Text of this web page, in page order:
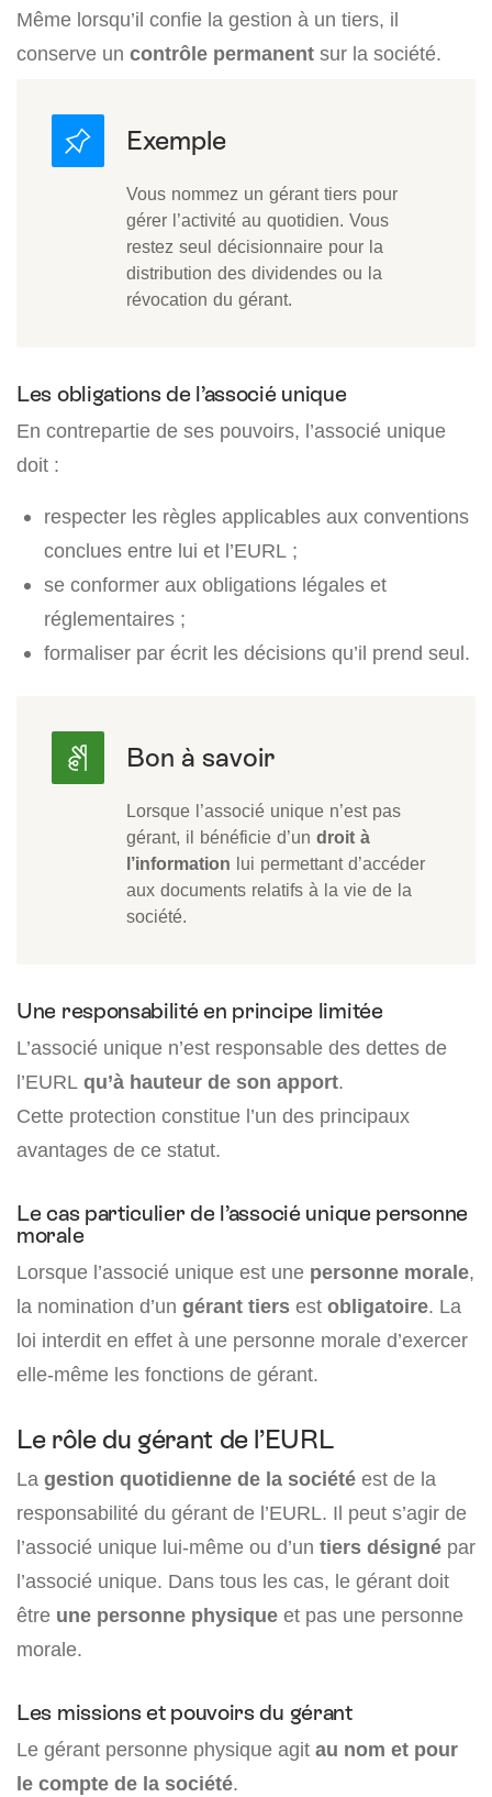
Même lorsqu’il confie la gestion à un tiers, il
conserve un contrôle permanent sur la société.
Vous nommez un gérant tiers pour
gérer l’activité au quotidien. Vous
restez seul décisionnaire pour la
distribution des dividendes ou la
révocation du gérant.
Les obligations de l’associé unique
En contrepartie de ses pouvoirs, l’associé unique
doit :
respecter les règles applicables aux conventions
conclues entre lui et l’EURL ;
se conformer aux obligations légales et
réglementaires ;
formaliser par écrit les décisions qu’il prend seul.
Lorsque l’associé unique n’est pas
gérant, il bénéficie d’un droit à
l’information lui permettant d’accéder
aux documents relatifs à la vie de la
société.
Une responsabilité en principe limitée
L’associé unique n’est responsable des dettes de
l’EURL qu’à hauteur de son apport.
Cette protection constitue l’un des principaux
avantages de ce statut.
Le cas particulier de l’associé unique personne
morale
Lorsque l’associé unique est une personne morale,
la nomination d’un gérant tiers est obligatoire. La
loi interdit en effet à une personne morale d’exercer
elle-même les fonctions de gérant.
Le rôle du gérant de l’EURL
La gestion quotidienne de la société est de la
responsabilité du gérant de l’EURL. Il peut s’agir de
l’associé unique lui-même ou d’un tiers désigné par
l’associé unique. Dans tous les cas, le gérant doit
être une personne physique et pas une personne
morale.
Les missions et pouvoirs du gérant
Le gérant personne physique agit au nom et pour
le compte de la société.